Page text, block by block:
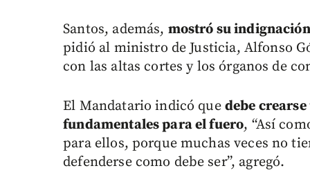
Santos, además, mostró su
pidió al ministro de Justicia, Alfonso
con las altas cortes y los órganos de
El Mandatario indicó que debe
fundamentales para el fuero, “Así
para ellos, porque muchas veces no
defenderse como debe ser”, agregó.